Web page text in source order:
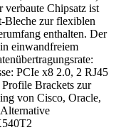
verbaute Chipsatz ist
Bleche zur flexiblen
enthalten. Der
einwandfreiem
PCIe x8 2.0, 2 RJ45
Brackets zur
von Cisco, Oracle,